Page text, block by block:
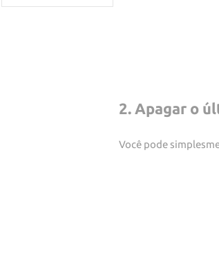
2. Apagar o
Você pode